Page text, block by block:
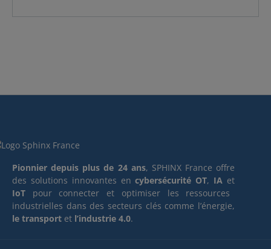
Pionnier depuis plus de 24 ans, SPHINX France offre
des solutions innovantes encybersécurité OT, IA et
IoT pour connecter et optimiser les ressources
industrielles dans des secteurs clés comme l’énergie,
le transport et l’industrie 4.0.